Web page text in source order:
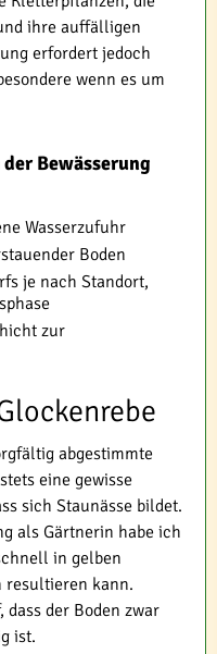
ihre auffälligen
erfordert jedoch
wenn es um
Bewässerung
Wasserzufuhr
Boden
je nach Standort,
zur
abgestimmte
eine gewisse
sich Staunässe bildet.
als Gärtnerin habe ich
in gelben
resultieren kann.
der Boden zwar
ist.